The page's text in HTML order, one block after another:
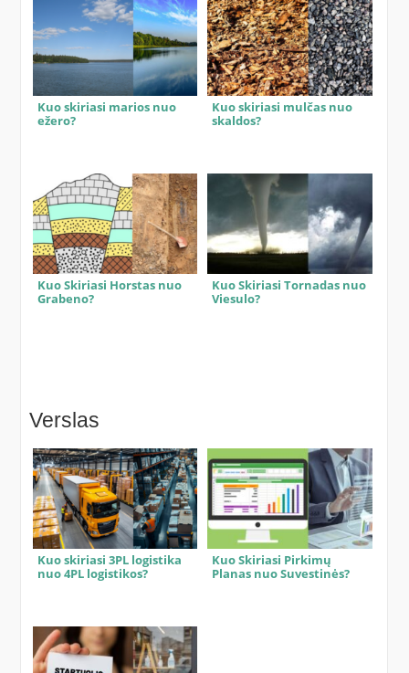
Kuo skiriasi marios nuo
ežero?
Kuo skiriasi mulčas nuo
skaldos?
Kuo Skiriasi Horstas nuo
Grabeno?
Kuo Skiriasi Tornadas nuo
Viesulo?
Verslas
Kuo skiriasi 3PL logistika
nuo 4PL logistikos?
Kuo Skiriasi Pirkimų
Planas nuo Suvestinės?